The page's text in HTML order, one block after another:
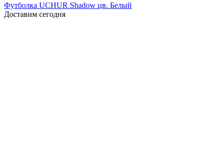
Футболка UCHUR Shadow цв. Белый
Доставим сегодня